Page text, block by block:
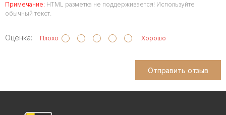
Примечание: HTML разметка не поддерживается! Используйте
обычный текст.
Оценка: Плохо Хорошо
Отправить отзыв